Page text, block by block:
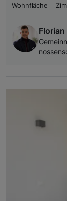
Wohnfläche